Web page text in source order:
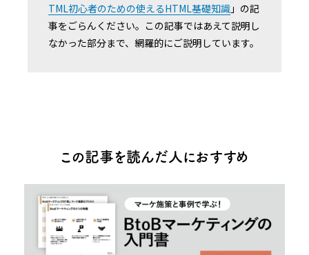
TML初心者のための使えるHTML基礎知識 」の記
事をごらんください。この記事ではあえて説明し
なかった部分まで、網羅的にご説明しています。
この記事を読んだ人におすすめ